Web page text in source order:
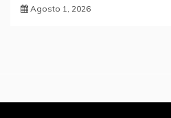
Agosto 1, 2026